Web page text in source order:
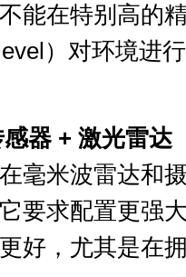
能在特别高的
）对环境进
器+ 激光雷达
毫米波雷达和
要求配置更强
好，尤其是在